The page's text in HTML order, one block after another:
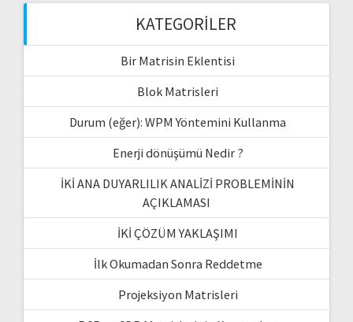
KATEGORILER
Bir Matrisin Eklentisi
Blok Matrisleri
Durum (eğer): WPM Yöntemini Kullanma
Enerji dönüşümü Nedir ?
İKİ ANA DUYARLILIK ANALİZİ PROBLEMİNİN
AÇIKLAMASI
İKİ ÇÖZÜM YAKLAŞIMI
İlk Okumadan Sonra Reddetme
Projeksiyon Matrisleri